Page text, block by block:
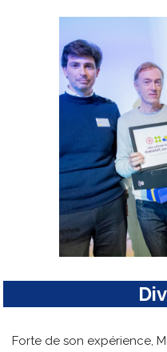
Forte de son expérience,